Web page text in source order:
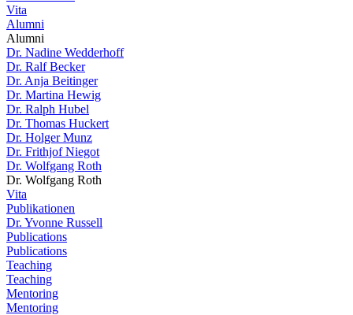
Vita
Alumni
Alumni
Dr. Nadine Wedderhoff
Dr. Ralf Becker
Dr. Anja Beitinger
Dr. Martina Hewig
Dr. Ralph Hubel
Dr. Thomas Huckert
Dr. Holger Munz
Dr. Frithjof Niegot
Dr. Wolfgang Roth
Dr. Wolfgang Roth
Vita
Publikationen
Dr. Yvonne Russell
Publications
Publications
Teaching
Teaching
Mentoring
Mentoring